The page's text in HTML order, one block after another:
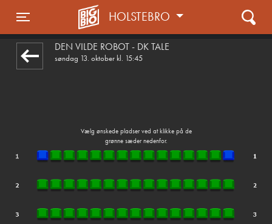
Toggle navigation
HOLSTEBRO
DEN VILDE ROBOT - DK TALE
søndag 13. oktober kl. 15:45
Vælg ønskede pladser ved at klikke på de
grønne sæder nedenfor.
1step-front02 112648